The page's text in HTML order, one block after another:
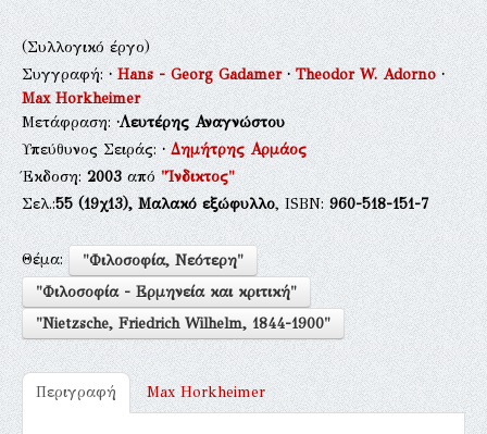
(Συλλογικό έργο)
Συγγραφή:·Hans - Georg Gadamer·Theodor W. Adorno·
Max Horkheimer
Μετάφραση:·Λευτέρης Αναγνώστου
Υπεύθυνος Σειράς:·Δημήτρης Αρμάος
Έκδοση: 2003από"Ίνδικτος"
Σελ.:55(19χ13), Μαλακό εξώφυλλο, ISBN:960-518-151-7
Θέμα:
"Φιλοσοφία, Νεότερη"
"Φιλοσοφία - Ερμηνεία και κριτική"
"Nietzsche, Friedrich Wilhelm, 1844-1900"
Περιγραφή Max Horkheimer